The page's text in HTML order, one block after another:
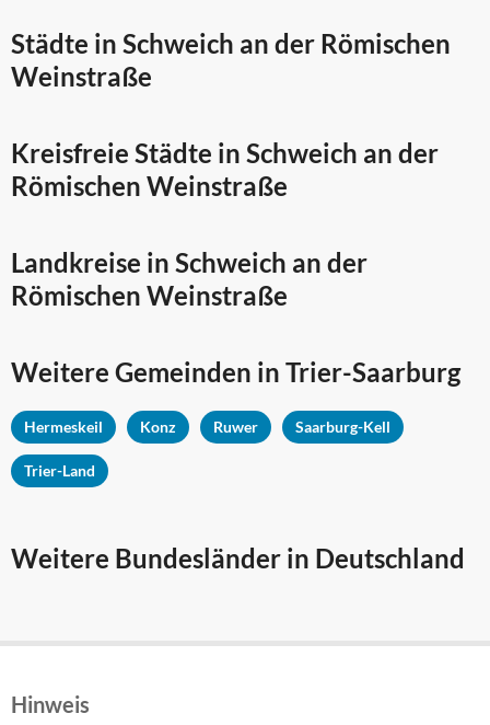
Städte in Schweich an der Römischen
Weinstraße
Kreisfreie Städte in Schweich an der
Römischen Weinstraße
Landkreise in Schweich an der
Römischen Weinstraße
Weitere Gemeinden in Trier-Saarburg
Hermeskeil Konz Ruwer Saarburg-Kell
Trier-Land
Weitere Bundesländer in Deutschland
Hinweis